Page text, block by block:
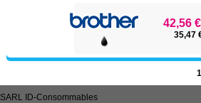
42,56
35,47
1
SARL ID-Consommables